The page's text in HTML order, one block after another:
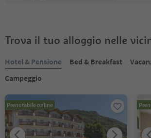
Trova il tuo alloggio nelle
Hotel & Pensione Bed & Breakfast
Campeggio
Prenotabile online